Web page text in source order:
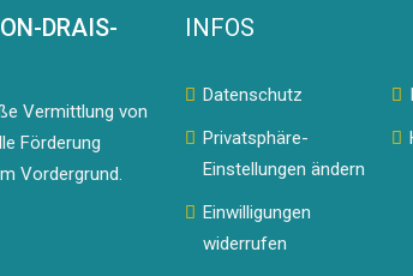
DRAIS-
Vermittlung von
Förderung
Vordergrund.
INFOS
Datenschutz
Privatsphäre-
Einstellungen ändern
Einwilligungen
widerrufen